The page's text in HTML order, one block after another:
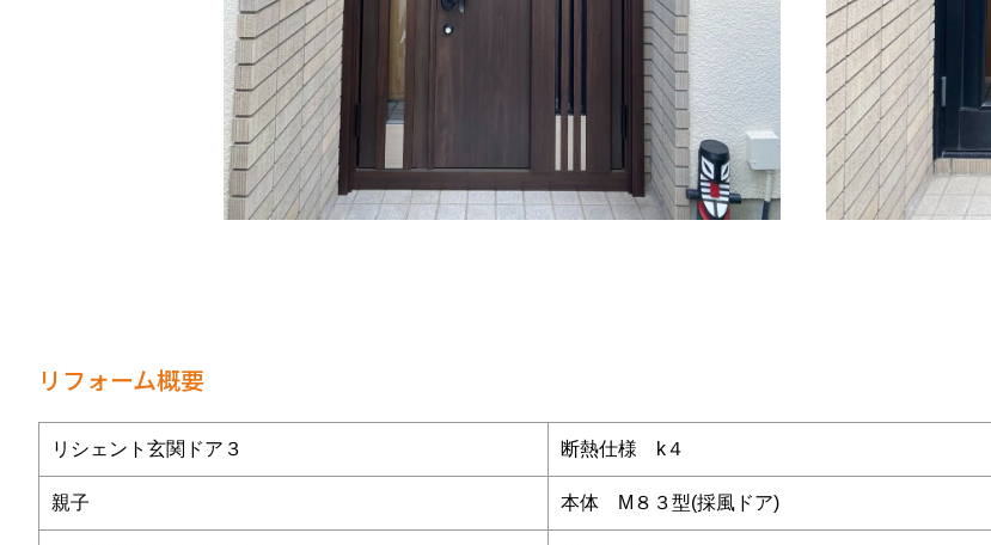
リフォーム概要
リシェント玄関ドア３ 断熱仕様 k４
親子 本体 M８３型(採風ドア)